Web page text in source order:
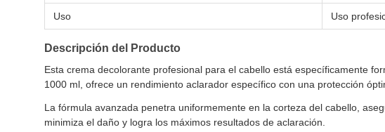
Uso Uso
Descripción del Producto
Esta crema decolorante profesional para el cabello está específicamente
1000 ml, ofrece un rendimiento aclarador específico con una protección
La fórmula avanzada penetra uniformemente en la corteza del cabello,
minimiza el daño y logra los máximos resultados de aclaración.